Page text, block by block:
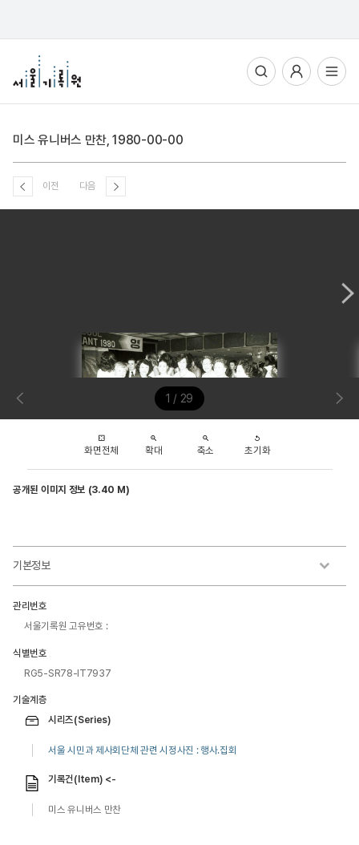
전체메뉴열기
미스 유니버스 만찬, 1980-00-00
이전 다음
1 / 29
화면전체 확대 축소 초기화
공개된 이미지 정보 (3.40 M)
기본정보
관리번호
서울기록원 고유번호 :
식별번호
RG5-SR78-IT7937
기술계층
시리즈(Series)
서울 시민과 제사회단체 관련 시정사진 : 행사.집회
기록건(Item) <-
미스 유니버스 만찬